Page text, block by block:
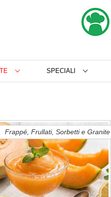
SPECIALI
Frappé, Frullati, Sorbetti e Granite